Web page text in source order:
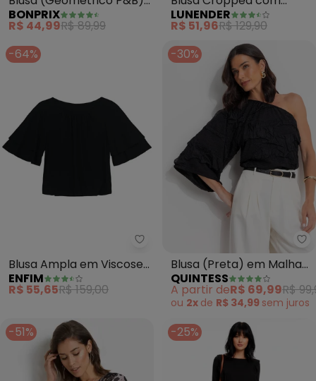
em Malha de Viscose
BONPRIX
R$ 44,99R$ 89,99
Mangas 3/4 e Decote em
V (Preto)
LUNENDER
R$ 51,96R$ 129,90
-64%
Enfim - Blusa Ampla em
Blusa Ampla em Viscose
(Preto)
ENFIM
R$ 55,65R$ 159,00
-30%
Blusa (Preta) em Malha
Buble
QUINTESS
A partir deR$ 69,99R$
ou 2x de R$ 34,99 sem juros
-51% -25%